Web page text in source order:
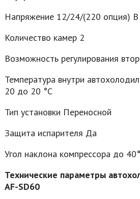
Напряжение 12/24/(220 опция) В
Количество камер 2
Возможность регулирования
Температура внутри
20 до 20 °C
Тип установки Переносной
Защита испарителя Да
Угол наклона компрессора до 40°
Технические параметры
AF-SD60